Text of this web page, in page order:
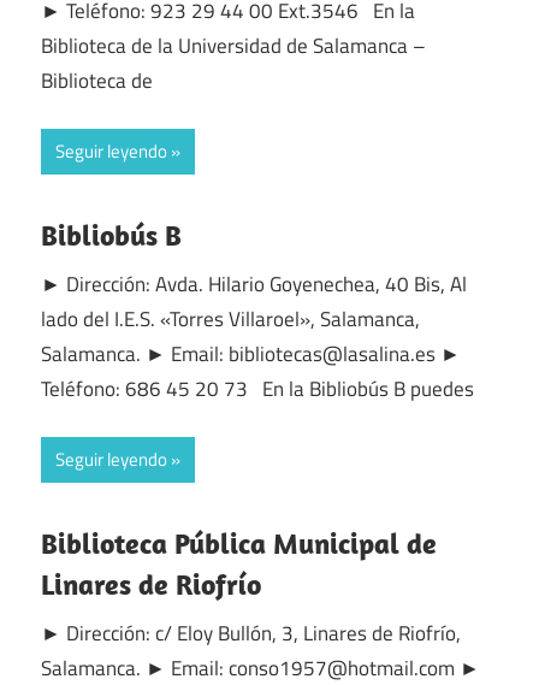
► Teléfono: 923 29 44 00 Ext.3546 En la
Biblioteca de la Universidad de Salamanca –
Biblioteca de
Seguir leyendo
Bibliobús B
► Dirección: Avda. Hilario Goyenechea, 40 Bis, Al
lado del I.E.S. «Torres Villaroel», Salamanca,
Salamanca. ► Email: bibliotecas@lasalina.es ►
Teléfono: 686 45 20 73 En la Bibliobús B puedes
Seguir leyendo
Biblioteca Pública Municipal de
Linares de Riofrío
► Dirección: c/ Eloy Bullón, 3, Linares de Riofrío,
Salamanca. ► Email: conso1957@hotmail.com ►